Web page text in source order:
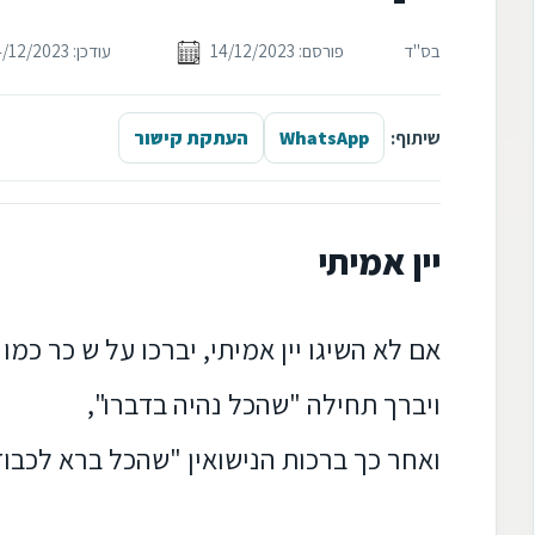
בס"ד פורסם: 14/12/2023 עודכן: 14/12/2023
שיתוף: WhatsApp העתקת קישור
יין אמיתי
אם לא השיגו יין אמיתי, יברכו על ש כר
ויברך תחילה "שהכל נהיה בדברו",
ואחר כך ברכות הנישואין "שהכל ברא